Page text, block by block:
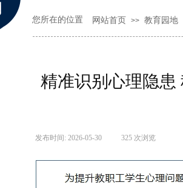
您所在的位置 网站首页 >> 教育园地
精准识别心理隐
发布时间: 2026-05-30 325 次浏览